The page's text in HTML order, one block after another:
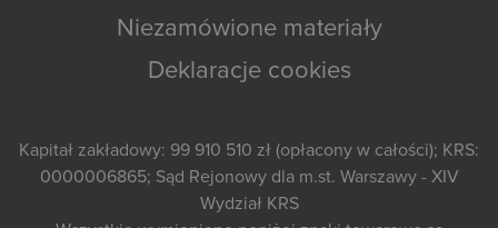
Niezamówione materiały
Deklaracje cookies
Kapitał zakładowy: 99 910 510 zł (opłacony w całości); KRS:
0000006865; Sąd Rejonowy dla m.st. Warszawy - XIV
Wydział KRS